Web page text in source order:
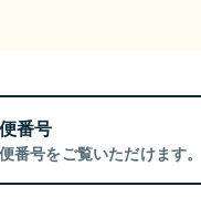
番号
番号をご覧いただけます。